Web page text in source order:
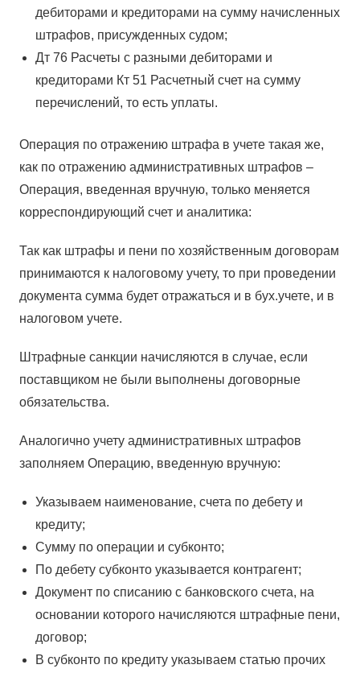
дебиторами и кредиторами на сумму начисленных
штрафов, присужденных судом;
Дт 76 Расчеты с разными дебиторами и
кредиторами Кт 51 Расчетный счет на сумму
перечислений, то есть уплаты.
Операция по отражению штрафа в учете такая же,
как по отражению административных штрафов –
Операция, введенная вручную, только меняется
корреспондирующий счет и аналитика:
Так как штрафы и пени по хозяйственным договорам
принимаются к налоговому учету, то при проведении
документа сумма будет отражаться и в бух.учете, и в
налоговом учете.
Штрафные санкции начисляются в случае, если
поставщиком не были выполнены договорные
обязательства.
Аналогично учету административных штрафов
заполняем Операцию, введенную вручную:
Указываем наименование, счета по дебету и
кредиту;
Сумму по операции и субконто;
По дебету субконто указывается контрагент;
Документ по списанию с банковского счета, на
основании которого начисляются штрафные пени,
договор;
В субконто по кредиту указываем статью прочих